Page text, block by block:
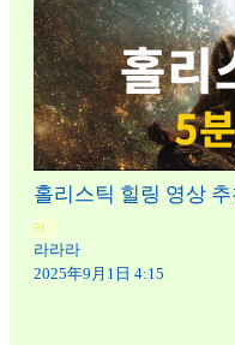
홀리스틱 힐링 영상
라
라라라
2025年9月1日 4:15